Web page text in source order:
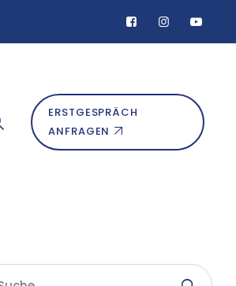
ERSTGESPRÄCH
ANFRAGEN